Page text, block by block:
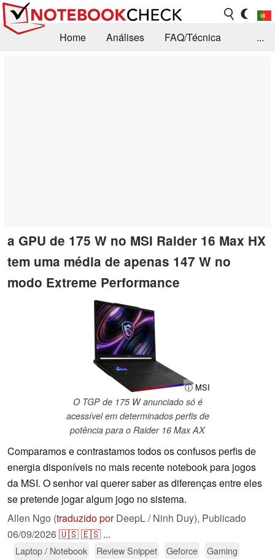
Home Análises
FAQ/Técnica
...
a GPU de 175 W no MSI Raider 16 Max HX
tem uma média de apenas 147 W no
modo Extreme Performance
ⓘ MSI
O TGP de 175 W anunciado só é
acessível em determinados perfis de
potência para o Raider 16 Max AX
Comparamos e contrastamos todos os confusos perfis de
energia disponíveis no mais recente notebook para jogos
da MSI. O senhor vai querer saber as diferenças entre eles
se pretende jogar algum jogo no sistema.
Allen Ngo (traduzido porDeepL / Ninh Duy), Publicado
06/09/2026🇺🇸🇪🇸 ...
Laptop / Notebook Review Snippet Geforce
Gaming